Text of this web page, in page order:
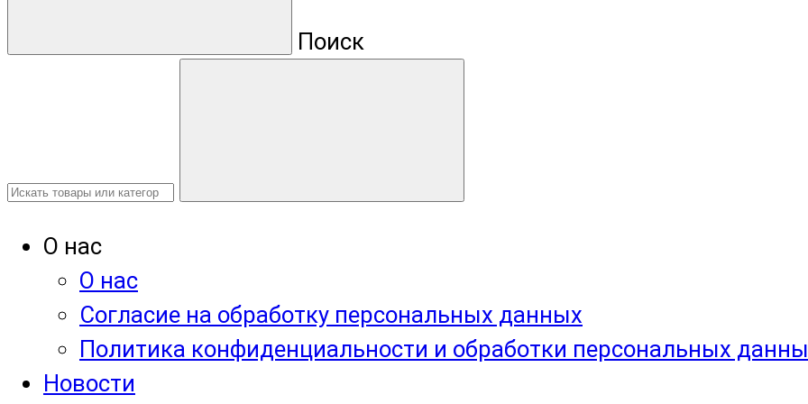
Поиск
О нас
О нас
Согласие на обработку персональных данных
Политика конфиденциальности и обработки персональных
Новости